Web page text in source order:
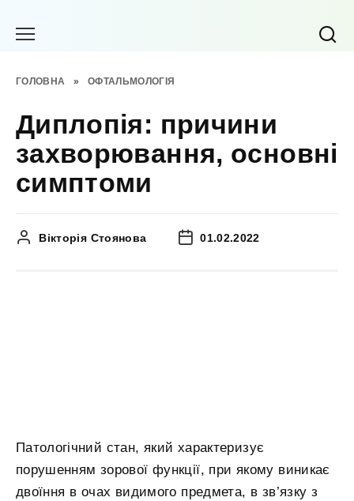
ГОЛОВНА » ОФТАЛЬМОЛОГІЯ
Диплопія: причини
захворювання, основні
симптоми
Вікторія Стоянова 01.02.2022
Патологічний стан, який характеризує
порушенням зорової функції, при якому виникає
двоїння в очах видимого предмета, в зв’язку з